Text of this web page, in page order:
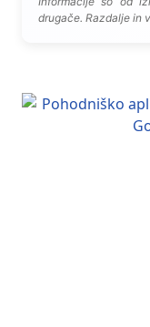
drugače. Razdalje in